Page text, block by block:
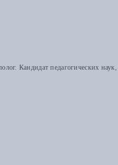
Кандидат педагогических наук,